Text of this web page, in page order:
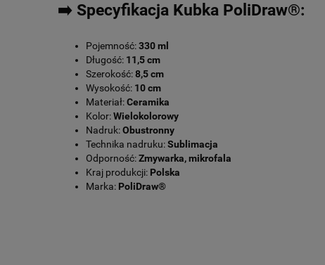
➡️ Specyfikacja Kubka PoliDraw®:
Pojemność:330 ml
Długość: 11,5 cm
Szerokość:8,5 cm
Wysokość: 10 cm
Materiał:Ceramika
Kolor:Wielokolorowy
Nadruk:Obustronny
Technika nadruku:Sublimacja
Odporność:Zmywarka, mikrofala
Kraj produkcji: Polska
Marka: PoliDraw®